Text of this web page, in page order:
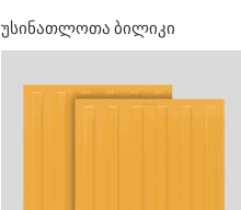
უსინათლოთა ბილიკი